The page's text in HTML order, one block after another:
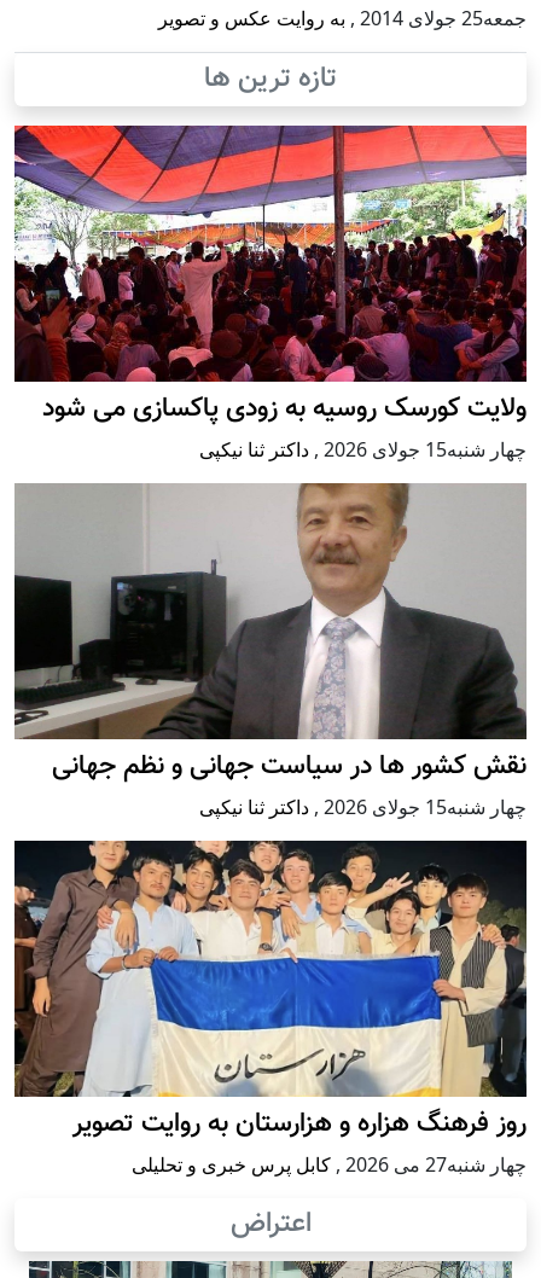
جمعه25 جولای 2014 , به روایت عکس و تصویر
تازه ترین ها
ولایت کورسک روسیه به زودی پاکسازی می شود
چهار شنبه15 جولای 2026 , داکتر ثنا نیکپی
نقش کشور ها در سیاست جهانی و نظم جهانی
چهار شنبه15 جولای 2026 , داکتر ثنا نیکپی
روز فرهنگ هزاره و هزارستان به روایت تصویر
چهار شنبه27 می 2026 , کابل پرس خبری و تحلیلی
اعتراض